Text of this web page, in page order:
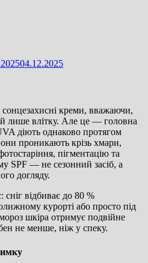
04.12.2025
сонцезахисні креми, вважаючи,
лише влітку. Але це — головна
діють однаково протягом
проникають крізь хмари,
пігментацію та
SPF — не сезонний засіб, а
догляду.
сніг відбиває до 80 %
курорті або просто під
шкіра отримує подвійне
не менше, ніж у спеку.